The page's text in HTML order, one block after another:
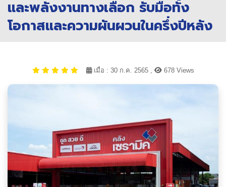
และพลังงานทางเลือก รับมือทั้ง
โอกาสและความผันผวนในครึ่งปีหลัง
เมื่อ : 30 ก.ค. 2565 , 678 Views